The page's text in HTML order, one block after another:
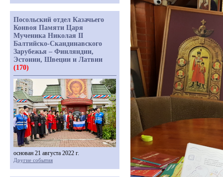
Посольский отдел Казачьего
Конвоя Памяти Царя
Мученика Николая II
Балтийско-Скандинавского
Зарубежья – Финляндии,
Эстонии, Швеции и Латвии
(170)
основан 21 августа 2022 г.
Другие события